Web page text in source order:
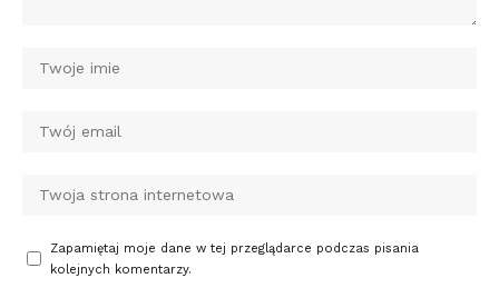
Zapamiętaj moje dane w tej przeglądarce podczas pisania
kolejnych komentarzy.